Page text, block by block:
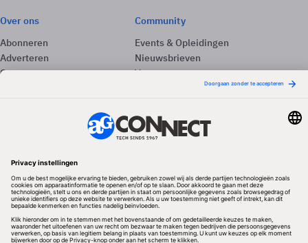
Over ons
Abonneren
Adverteren
Contact
Community
Events & Opleidingen
Nieuwsbrieven
Vacatures
Redactionele partner